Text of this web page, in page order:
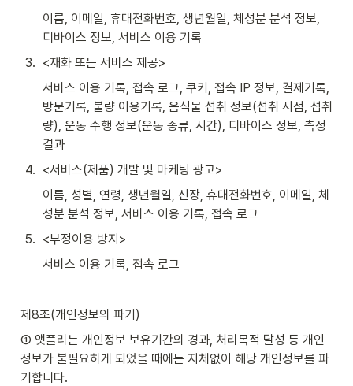
이름, 이메일, 휴대전화번호, 생년월일, 체성분 분석 정보,
디바이스 정보, 서비스 이용 기록
3. <재화 또는 서비스 제공>
서비스 이용 기록, 접속 로그, 쿠키, 접속 IP 정보, 결제기록,
방문기록, 불량 이용기록, 음식물 섭취 정보(섭취 시점, 섭취
량), 운동 수행 정보(운동 종류, 시간), 디바이스 정보, 측정
결과
4. <서비스(제품) 개발 및 마케팅 광고>
이름, 성별, 연령, 생년월일, 신장, 휴대전화번호, 이메일, 체
성분 분석 정보, 서비스 이용 기록, 접속 로그
5. <부정이용 방지>
서비스 이용 기록, 접속 로그
제8조(개인정보의 파기)
① 앳플리는 개인정보 보유기간의 경과, 처리목적 달성 등 개인
정보가 불필요하게 되었을 때에는 지체없이 해당 개인정보를 파
기합니다.